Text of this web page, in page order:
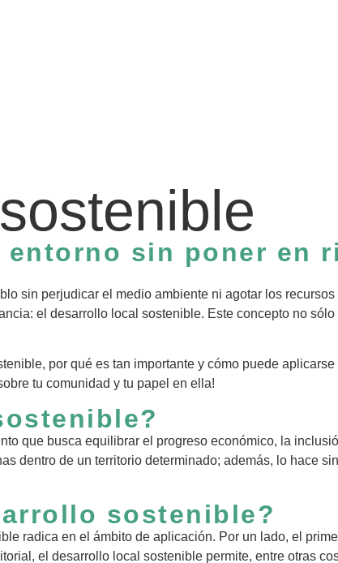
sin poner en
sin perjudicar el medio ambiente ni agotar los
el desarrollo local sostenible. Este concepto no
por qué es tan importante y cómo puede
tu comunidad y tu papel en ella!
que busca equilibrar el progreso económico, la
dentro de un territorio determinado; además, lo hace
sostenible?
radica en el ámbito de aplicación. Por un lado, el
el desarrollo local sostenible permite, entre otras